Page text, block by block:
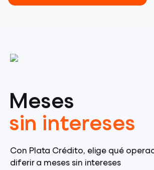
Meses
sin intereses
Con Plata Crédito, elige qué
diferir a meses sin intereses